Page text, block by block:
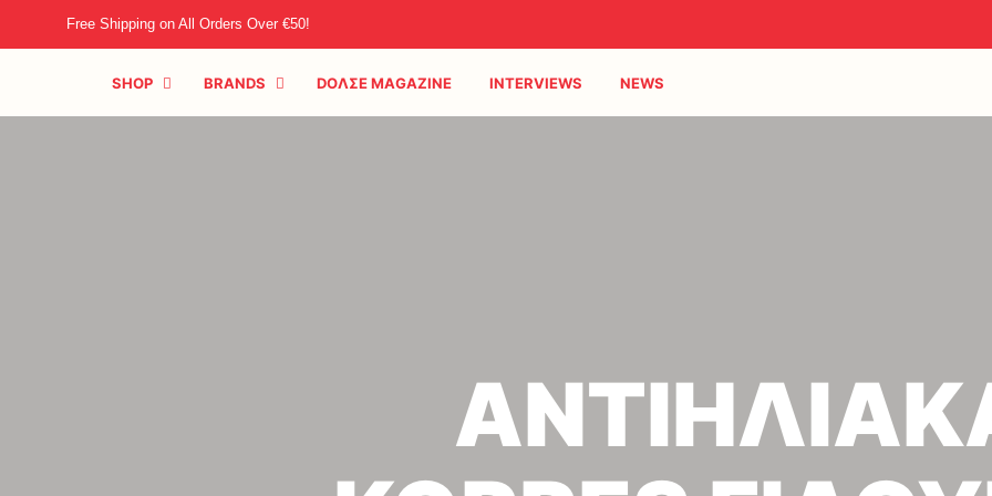
Free Shipping on All Orders Over €50!
SHOP BRANDS DOΛΣE MAGAZINE INTERVIEWS NEWS